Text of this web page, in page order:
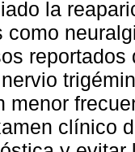
la
como
menor
clínico